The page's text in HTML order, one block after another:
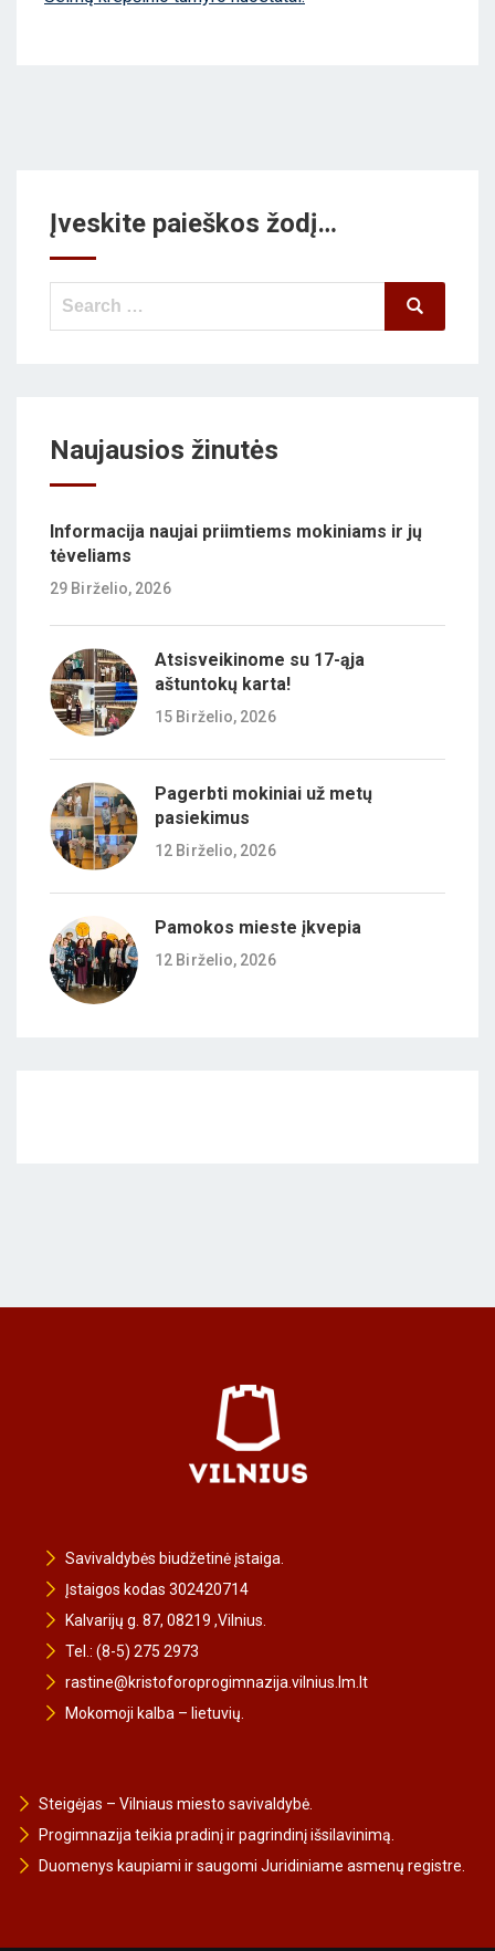
Įveskite paieškos žodį…
Search
Search
Naujausios žinutės
Informacija naujai priimtiems mokiniams ir jų
tėveliams
29 Birželio, 2026
Atsisveikinome su 17-ąja
aštuntokų karta!
15 Birželio, 2026
Pagerbti mokiniai už metų
pasiekimus
12 Birželio, 2026
Pamokos mieste įkvepia
12 Birželio, 2026
Savivaldybės biudžetinė įstaiga.
Įstaigos kodas 302420714
Kalvarijų g. 87, 08219 ,Vilnius.
Tel.: (8-5) 275 2973
rastine@kristoforoprogimnazija.vilnius.lm.lt
Mokomoji kalba – lietuvių.
Steigėjas – Vilniaus miesto savivaldybė.
Progimnazija teikia pradinį ir pagrindinį išsilavinimą.
Duomenys kaupiami ir saugomi Juridiniame asmenų registre.